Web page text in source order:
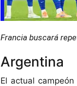
Francia buscará
Argentina
El actual